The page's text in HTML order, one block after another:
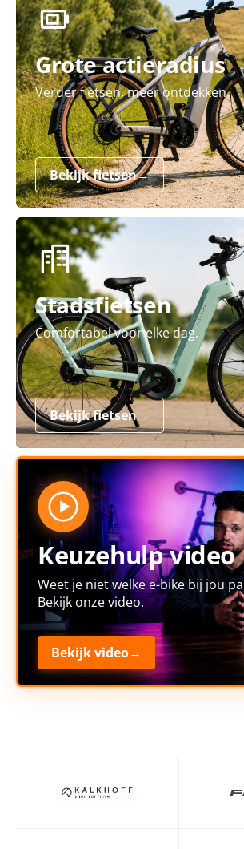
Grote actieradius
Verder fietsen, meer ontdekken.
Bekijk fietsen→
Stadsfietsen
Comfortabel voor elke dag.
Bekijk fietsen→
Keuzehulp video
Weet je niet welke e-bike bij jou
Bekijk onze video.
Bekijk video→